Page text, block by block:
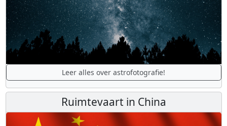
Leer alles over astrofotografie!
Ruimtevaart in China